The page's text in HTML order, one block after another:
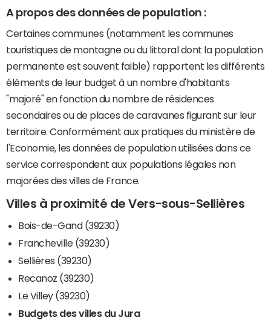
A propos des données de population :
Certaines communes (notamment les communes
touristiques de montagne ou du littoral dont la population
permanente est souvent faible) rapportent les différents
éléments de leur budget à un nombre d'habitants
"majoré" en fonction du nombre de résidences
secondaires ou de places de caravanes figurant sur leur
territoire. Conformément aux pratiques du ministère de
l'Economie, les données de population utilisées dans ce
service correspondent aux populations légales non
majorées des villes de France.
Villes à proximité de Vers-sous-Sellières
Bois-de-Gand (39230)
Francheville (39230)
Sellières (39230)
Recanoz (39230)
Le Villey (39230)
Budgets des villes du Jura